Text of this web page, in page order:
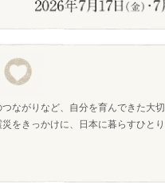
ながりなど、自分を育んできた大
をきっかけに、日本に暮らすひと